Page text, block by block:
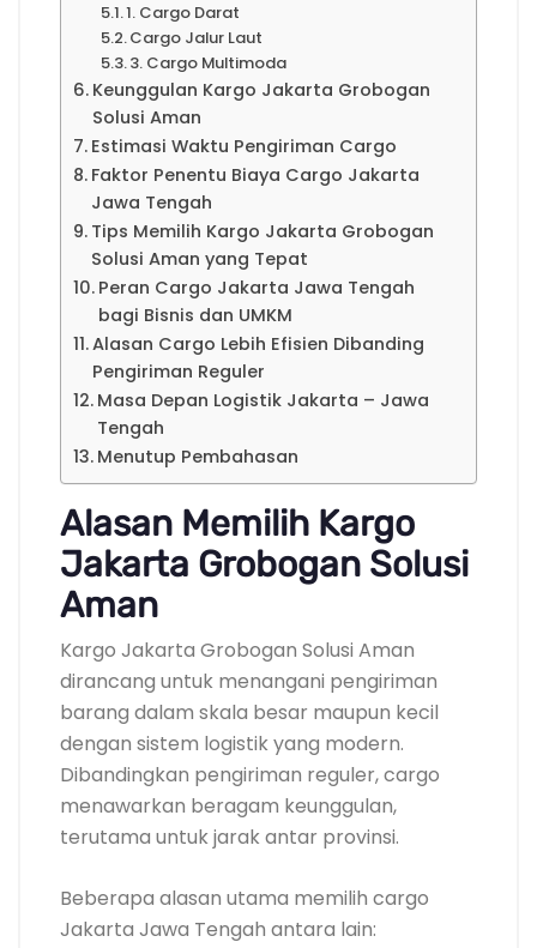
1. Cargo Darat
Cargo Jalur Laut
3. Cargo Multimoda
Keunggulan Kargo Jakarta Grobogan
Solusi Aman
Estimasi Waktu Pengiriman Cargo
Faktor Penentu Biaya Cargo Jakarta
Jawa Tengah
Tips Memilih Kargo Jakarta Grobogan
Solusi Aman yang Tepat
Peran Cargo Jakarta Jawa Tengah
bagi Bisnis dan UMKM
Alasan Cargo Lebih Efisien Dibanding
Pengiriman Reguler
Masa Depan Logistik Jakarta – Jawa
Tengah
Menutup Pembahasan
Alasan Memilih Kargo
Jakarta Grobogan Solusi
Aman
Kargo Jakarta Grobogan Solusi Aman
dirancang untuk menangani pengiriman
barang dalam skala besar maupun kecil
dengan sistem logistik yang modern.
Dibandingkan pengiriman reguler, cargo
menawarkan beragam keunggulan,
terutama untuk jarak antar provinsi.
Beberapa alasan utama memilih cargo
Jakarta Jawa Tengah antara lain: